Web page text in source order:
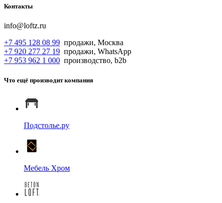
Контакты
info@loftz.ru
+7 495 128 08 99 продажи, Москва
+7 920 277 27 19 продажи, WhatsApp
+7 953 962 1 000 производство, b2b
Что ещё производит компания
Подстолье.ру
Мебель Хром